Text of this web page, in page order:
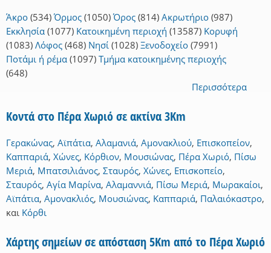
Άκρο (534) Όρμος (1050) Όρος (814) Ακρωτήριο (987)
Εκκλησία (1077) Κατοικημένη περιοχή (13587) Κορυφή
(1083) Λόφος (468) Νησί (1028) Ξενοδοχείο (7991)
Ποτάμι ή ρέμα (1097) Τμήμα κατοικημένης περιοχής
(648)
Περισσότερα
Κοντά στο Πέρα Χωριό σε ακτίνα 3Km
Γερακώνας, Αϊπάτια, Αλαμανιά, Αμονακλιού, Επισκοπείον,
Καππαριά, Χώνες, Κόρθιον, Μουσιώνας, Πέρα Χωριό, Πίσω
Μεριά, Μπατσιλιάνος, Σταυρός, Χώνες, Επισκοπείο,
Σταυρός, Αγία Μαρίνα, Αλαμαννιά, Πίσω Μεριά, Μωρακαίοι,
Αϊπάτια, Αμονακλιός, Μουσιώνας, Καππαριά, Παλαιόκαστρο,
και Κόρθι
Χάρτης σημείων σε απόσταση 5Km από το Πέρα Χωριό